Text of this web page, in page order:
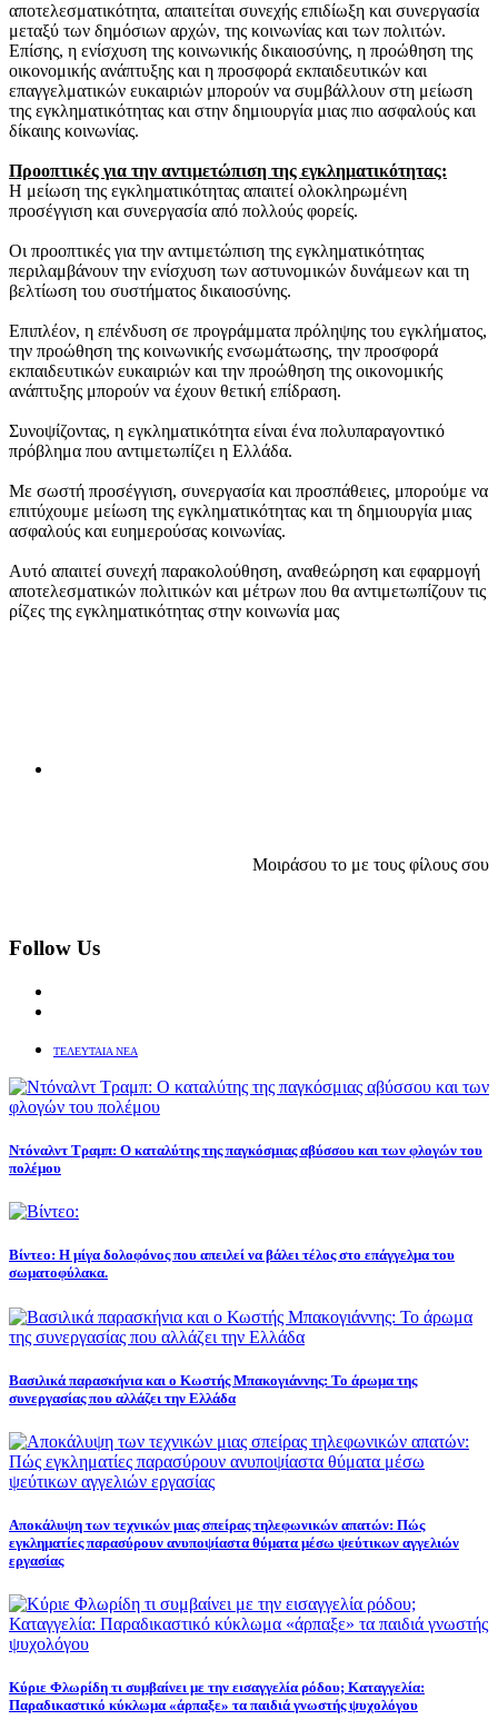
αποτελεσματικότητα, απαιτείται συνεχής επιδίωξη και συνεργασία
μεταξύ των δημόσιων αρχών, της κοινωνίας και των πολιτών.
Επίσης, η ενίσχυση της κοινωνικής δικαιοσύνης, η προώθηση της
οικονομικής ανάπτυξης και η προσφορά εκπαιδευτικών και
επαγγελματικών ευκαιριών μπορούν να συμβάλλουν στη μείωση
της εγκληματικότητας και στην δημιουργία μιας πιο ασφαλούς και
δίκαιης κοινωνίας.
Προοπτικές για την αντιμετώπιση της εγκληματικότητας:
Η μείωση της εγκληματικότητας απαιτεί ολοκληρωμένη
προσέγγιση και συνεργασία από πολλούς φορείς.
Οι προοπτικές για την αντιμετώπιση της εγκληματικότητας
περιλαμβάνουν την ενίσχυση των αστυνομικών δυνάμεων και τη
βελτίωση του συστήματος δικαιοσύνης.
Επιπλέον, η επένδυση σε προγράμματα πρόληψης του εγκλήματος,
την προώθηση της κοινωνικής ενσωμάτωσης, την προσφορά
εκπαιδευτικών ευκαιριών και την προώθηση της οικονομικής
ανάπτυξης μπορούν να έχουν θετική επίδραση.
Συνοψίζοντας, η εγκληματικότητα είναι ένα πολυπαραγοντικό
πρόβλημα που αντιμετωπίζει η Ελλάδα.
Με σωστή προσέγγιση, συνεργασία και προσπάθειες, μπορούμε να
επιτύχουμε μείωση της εγκληματικότητας και τη δημιουργία μιας
ασφαλούς και ευημερούσας κοινωνίας.
Αυτό απαιτεί συνεχή παρακολούθηση, αναθεώρηση και εφαρμογή
αποτελεσματικών πολιτικών και μέτρων που θα αντιμετωπίζουν τις
ρίζες της εγκληματικότητας στην κοινωνία μας
Μοιράσου το με τους φίλους σου
Follow Us
ΤΕΛΕΥΤΑΙΑ ΝΕΑ
Ντόναλντ Τραμπ: Ο καταλύτης της παγκόσμιας αβύσσου και των φλογών του
πολέμου
Βίντεο: Η μίγα δολοφόνος που απειλεί να βάλει τέλος στο επάγγελμα του
σωματοφύλακα.
Βασιλικά παρασκήνια και ο Κωστής Μπακογιάννης: Το άρωμα της
συνεργασίας που αλλάζει την Ελλάδα
Αποκάλυψη των τεχνικών μιας σπείρας τηλεφωνικών απατών: Πώς
εγκληματίες παρασύρουν ανυποψίαστα θύματα μέσω ψεύτικων αγγελιών
εργασίας
Κύριε Φλωρίδη τι συμβαίνει με την εισαγγελία ρόδου; Καταγγελία:
Παραδικαστικό κύκλωμα «άρπαξε» τα παιδιά γνωστής ψυχολόγου